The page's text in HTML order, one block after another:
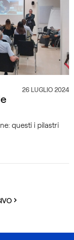
26 LUGLIO 2024
questi i pilastri
PAGE